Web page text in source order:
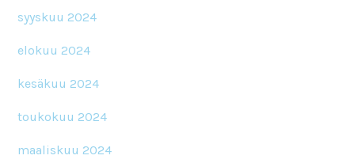
syyskuu 2024
elokuu 2024
kesäkuu 2024
toukokuu 2024
maaliskuu 2024